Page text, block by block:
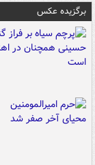
برگزیده عکس